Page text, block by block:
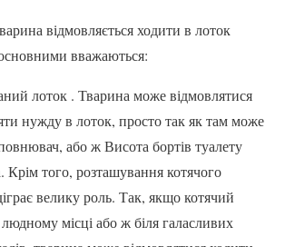
відмовляється ходити в лоток
основними вважаються:
лоток . Тварина може відмовлятися
нужду в лоток, просто так як там може
або ж Висота бортів туалету
Крім того, розташування котячого
велику роль. Так, якщо котячий
людному місці або ж біля галасливих